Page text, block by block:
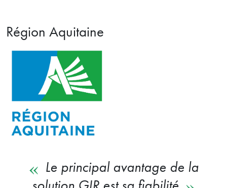
Région Aquitaine
Le principal avantage de la